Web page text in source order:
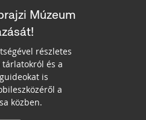
Múzeum
részletes
és a
is
a
közben.